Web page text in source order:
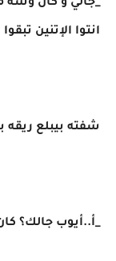
_جالي و كان
انتوا الإتنين
شفته بيبلع ريقه
_أ..أيوب جالك؟